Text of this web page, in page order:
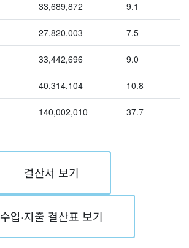
33,689,872 9.1
27,820,003 7.5
33,442,696 9.0
40,314,104 10.8
140,002,010 37.7
결산서 보기
수입·지출 결산표 보기